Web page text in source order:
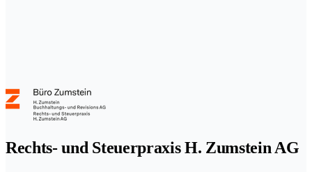
Rechts- und Steuerpraxis H. Zumstein AG